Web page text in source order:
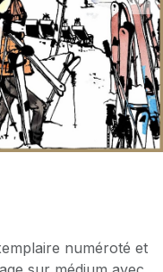
numéroté et